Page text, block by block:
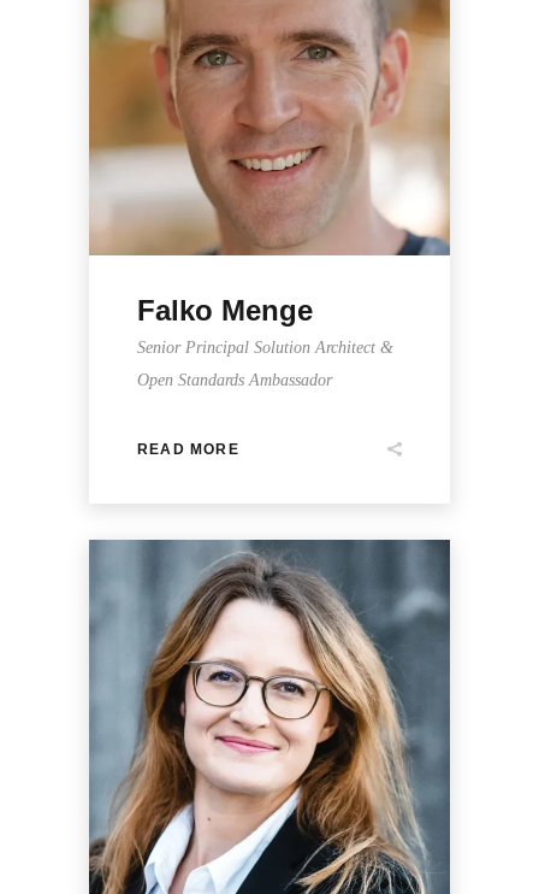
Falko Menge
Senior Principal Solution Architect &
Open Standards Ambassador
READ MORE